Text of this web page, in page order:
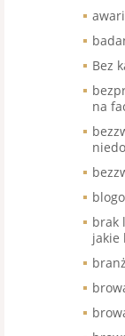
Bez
na
brak
jakie